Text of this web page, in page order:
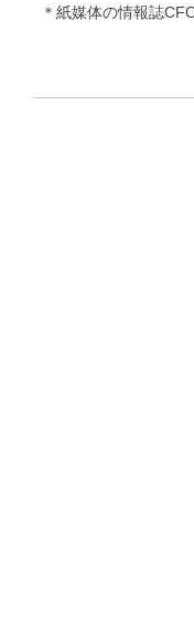
＊紙媒体の情報誌